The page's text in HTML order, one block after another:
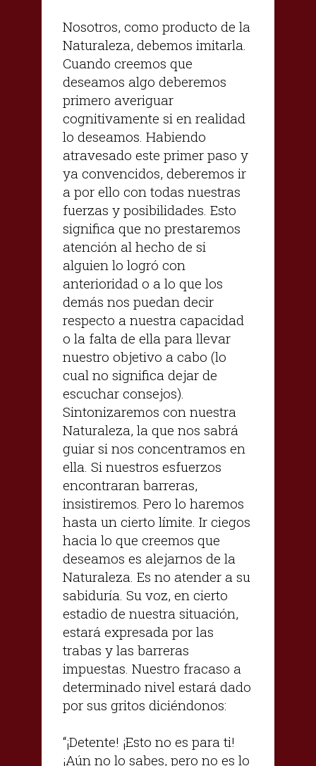
Nosotros, como producto de la
Naturaleza, debemos imitarla.
Cuando creemos que
deseamos algo deberemos
primero averiguar
cognitivamente si en realidad
lo deseamos. Habiendo
atravesado este primer paso y
ya convencidos, deberemos ir
a por ello con todas nuestras
fuerzas y posibilidades. Esto
significa que no prestaremos
atención al hecho de si
alguien lo logró con
anterioridad o a lo que los
demás nos puedan decir
respecto a nuestra capacidad
o la falta de ella para llevar
nuestro objetivo a cabo (lo
cual no significa dejar de
escuchar consejos).
Sintonizaremos con nuestra
Naturaleza, la que nos sabrá
guiar si nos concentramos en
ella. Si nuestros esfuerzos
encontraran barreras,
insistiremos. Pero lo haremos
hasta un cierto límite. Ir ciegos
hacia lo que creemos que
deseamos es alejarnos de la
Naturaleza. Es no atender a su
sabiduría. Su voz, en cierto
estadio de nuestra situación,
estará expresada por las
trabas y las barreras
impuestas. Nuestro fracaso a
determinado nivel estará dado
por sus gritos diciéndonos:
“¡Detente! ¡Esto no es para ti!
¡Aún no lo sabes, pero no es lo